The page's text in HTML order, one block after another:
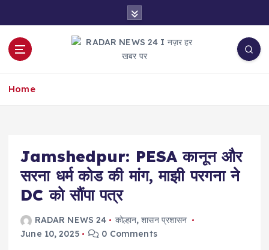
o
Home
Jamshedpur: PESA कानून और
सरना धर्म कोड की मांग, माझी परगना ने
DC को सौंपा पत्र
RADAR NEWS 24 कोल्हान,शासन प्रशासन
June 10, 2025
0 Comments